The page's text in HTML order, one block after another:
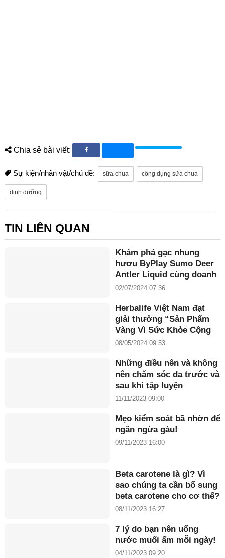
Chia sẻ bài viết:
Sự kiện/nhân vật/chủ đề: sữa chua công dụng sữa chua
dinh dưỡng
TIN LIÊN QUAN
Khám phá gạc nhung
hươu ByPlay Sumo Deer
Antler Liquid cùng doanh
nhân Maria Tuyền
02/07/2024 07:36
Herbalife Việt Nam đạt
giải thưởng “Sản Phẩm
Vàng Vì Sức Khỏe Cộng
Đồng năm 2024”
08/05/2024 09:53
Những điều nên và không
nên chăm sóc da trước và
sau khi tập luyện
11/11/2023 09:00
Mẹo kiểm soát bã nhờn để
ngăn ngừa gàu!
09/11/2023 16:00
Beta carotene là gì? Vì
sao chúng ta cần bổ sung
beta carotene cho cơ thể?
08/11/2023 16:27
7 lý do bạn nên uống
nước muối ấm mỗi ngày!
04/11/2023 09:20